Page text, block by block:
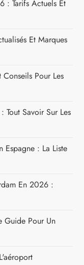
: Tarifs Actuels Et
Et Marques
Pour Les
Tout Savoir Sur Les
Espagne : La Liste
En 2026 :
Guide Pour Un